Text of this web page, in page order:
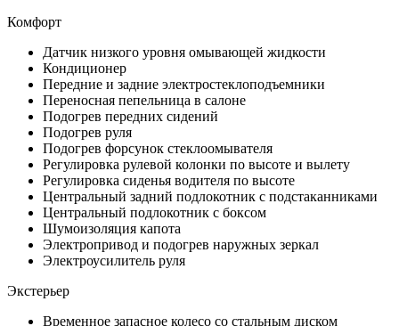
Комфорт
Датчик низкого уровня омывающей жидкости
Кондиционер
Передние и задние электростеклоподъемники
Переносная пепельница в салоне
Подогрев передних сидений
Подогрев руля
Подогрев форсунок стеклоомывателя
Регулировка рулевой колонки по высоте и вылету
Регулировка сиденья водителя по высоте
Центральный задний подлокотник с подстаканниками
Центральный подлокотник с боксом
Шумоизоляция капота
Электропривод и подогрев наружных зеркал
Электроусилитель руля
Экстерьер
Временное запасное колесо со стальным диском